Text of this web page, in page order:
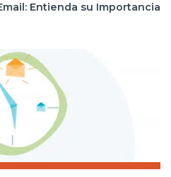
Entienda su Importancia